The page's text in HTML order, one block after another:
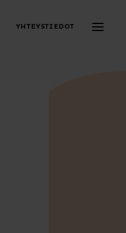
YHTEYSTIEDOT Avaa/